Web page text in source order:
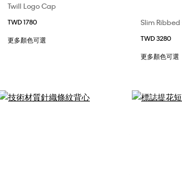
Twill Logo Cap
TWD 1780
更多顏色可選
Slim Ribbed
TWD 3280
更多顏色可選